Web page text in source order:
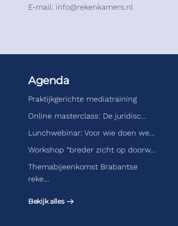
E-mail: info@rekenkamers.nl
Agenda
Praktijkgerichte mediatraining
Online masterclass: De juridisc…
Lunchwebinar: Voor wie doen we…
Workshop “breder zicht op doorw…
Themabijeenkomst Brabantse
reke…
Bekijk alles